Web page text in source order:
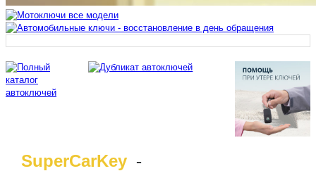
SuperCarKey -